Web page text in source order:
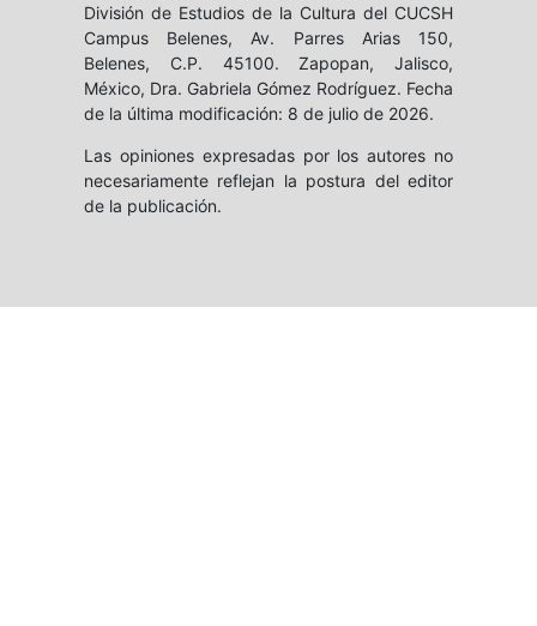
División de Estudios de la Cultura del CUCSH
Campus Belenes, Av. Parres Arias 150,
Belenes, C.P. 45100. Zapopan, Jalisco,
México, Dra. Gabriela Gómez Rodríguez. Fecha
de la última modificación: 8 de julio de 2026.
Las opiniones expresadas por los autores no
necesariamente reflejan la postura del editor
de la publicación.